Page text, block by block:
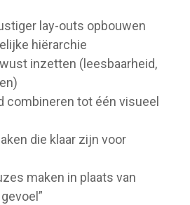
lay-outs opbouwen
hiërarchie
inzetten (leesbaarheid,
combineren tot één visueel
die klaar zijn voor
maken in plaats van